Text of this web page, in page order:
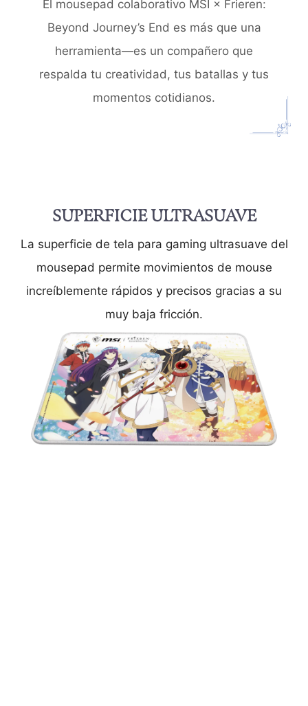
El mousepad colaborativo MSI × Frieren:
Beyond Journey’s End es más que una
herramienta—es un compañero que
respalda tu creatividad, tus batallas y tus
momentos cotidianos.
SUPERFICIE ULTRASUAVE
La superficie de tela para gaming ultrasuave del
mousepad permite movimientos de mouse
increíblemente rápidos y precisos gracias a su
muy baja fricción.